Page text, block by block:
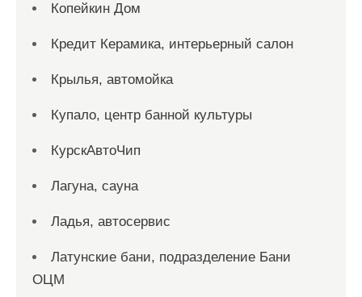
Копейкин Дом
Кредит Керамика, интерьерный салон
Крылья, автомойка
Купало, центр банной культуры
КурскАвтоЧип
Лагуна, сауна
Ладья, автосервис
Латунские бани, подразделение Бани
ОЦМ